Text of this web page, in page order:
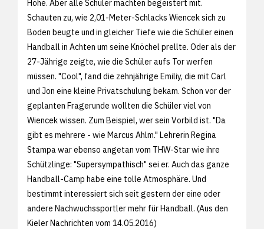
Höhe. Aber alle Schüler machten begeistert mit.
Schauten zu, wie 2,01-Meter-Schlacks Wiencek sich zu
Boden beugte und in gleicher Tiefe wie die Schüler einen
Handball in Achten um seine Knöchel prellte. Oder als der
27-Jährige zeigte, wie die Schüler aufs Tor werfen
müssen. "Cool", fand die zehnjährige Emiliy, die mit Carl
und Jon eine kleine Privatschulung bekam. Schon vor der
geplanten Fragerunde wollten die Schüler viel von
Wiencek wissen. Zum Beispiel, wer sein Vorbild ist. "Da
gibt es mehrere - wie Marcus Ahlm." Lehrerin Regina
Stampa war ebenso angetan vom THW-Star wie ihre
Schützlinge: "Supersympathisch" sei er. Auch das ganze
Handball-Camp habe eine tolle Atmosphäre. Und
bestimmt interessiert sich seit gestern der eine oder
andere Nachwuchssportler mehr für Handball. (Aus den
Kieler Nachrichten vom 14.05.2016)